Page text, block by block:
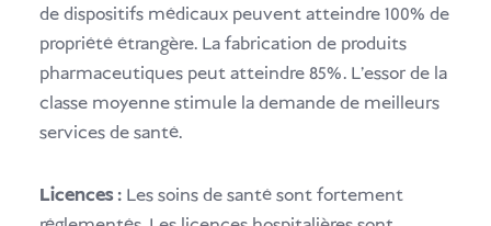
de dispositifs médicaux peuvent atteindre 100% de
propriété étrangère. La fabrication de produits
pharmaceutiques peut atteindre 85%. L'essor de la
classe moyenne stimule la demande de meilleurs
services de santé.
Licences : Les soins de santé sont fortement